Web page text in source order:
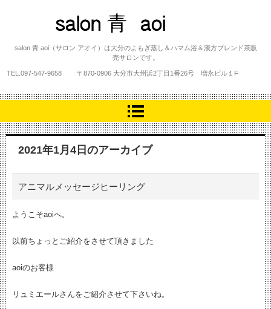
salon 青 aoi
salon 青 aoi（サロン アオイ）は大分のよもぎ蒸し＆ハマム浴＆漢方ブレンド茶販
売サロンです。
TEL. 097-547-9658 〒870-0906 大分市大州浜2丁目1番26号 増永ビル１F
2021年1月4日 のアーカイブ
アニマルメッセージヒーリング
ようこそaoiへ。
以前ちょっとご紹介をさせて頂きました
aoiのお客様
リュミエールさんをご紹介させて下さいね。